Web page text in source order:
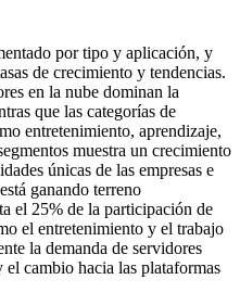
por tipo y aplicación, y
de crecimiento y tendencias.
en la nube dominan la
que las categorías de
entretenimiento, aprendizaje,
muestra un crecimiento
únicas de las empresas e
ganando terreno
el 25% de la participación de
el entretenimiento y el trabajo
la demanda de servidores
cambio hacia las plataformas